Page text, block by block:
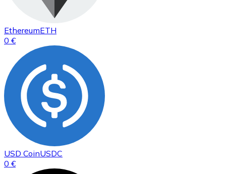
EthereumETH
0 €
USD CoinUSDC
0 €